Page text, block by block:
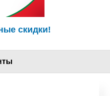
скидки!